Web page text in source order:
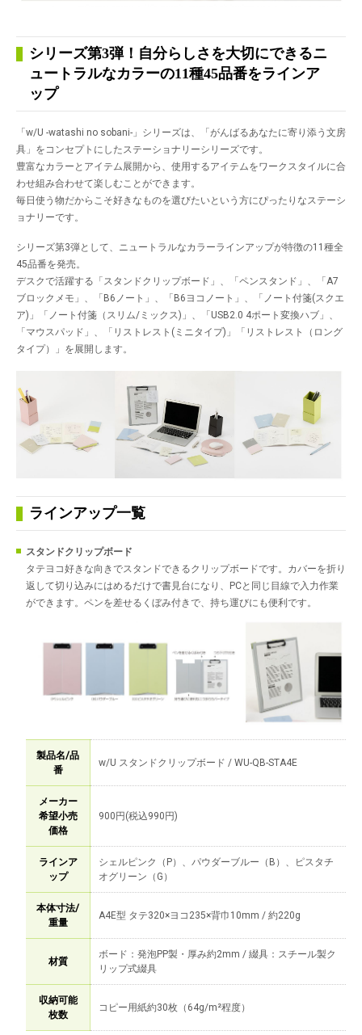
シリーズ第3弾！自分らしさを大切にできるニ
ュートラルなカラーの11種45品番をラインア
ップ
「w/U -watashi no sobani-」シリーズは、「がんばるあなたに寄り添う文房
具」をコンセプトにしたステーショナリーシリーズです。
豊富なカラーとアイテム展開から、使用するアイテムをワークスタイルに合
わせ組み合わせて楽しむことができます。
毎日使う物だからこそ好きなものを選びたいという方にぴったりなステーシ
ョナリーです。
シリーズ第3弾として、ニュートラルなカラーラインアップが特徴の11種全
45品番を発売。
デスクで活躍する「スタンドクリップボード」、「ペンスタンド」、「A7
ブロックメモ」、「B6ノート」、「B6ヨコノート」、「ノート付箋(スクエ
ア)」「ノート付箋（スリム/ミックス)」、「USB2.0 4ポート変換ハブ」、
「マウスパッド」、「リストレスト(ミニタイプ)」「リストレスト（ロング
タイプ）」を展開します。
ラインアップ一覧
スタンドクリップボード
タテヨコ好きな向きでスタンドできるクリップボードです。カバーを折り
返して切り込みにはめるだけで書見台になり、PCと同じ目線で入力作業
ができます。ペンを差せるくぼみ付きで、持ち運びにも便利です。
製品名/品
番
w/U スタンドクリップボード / WU-QB-STA4E
メーカー
希望小売
価格
900円(税込990円)
ラインア
ップ
シェルピンク（P）、パウダーブルー（B）、ピスタチ
オグリーン（G）
本体寸法/
重量
A4E型 タテ320×ヨコ235×背巾10mm / 約220g
材質
ボード：発泡PP製・厚み約2mm / 綴具：スチール製ク
リップ式綴具
収納可能
枚数
コピー用紙約30枚（64g/m²程度）